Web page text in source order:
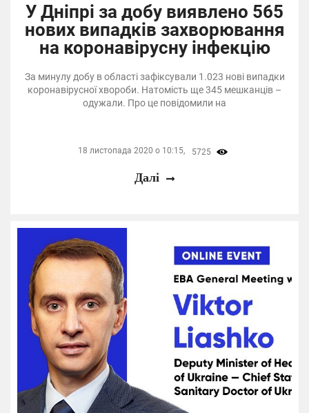
У Дніпрі за добу виявлено 565
нових випадків захворювання
на коронавірусну інфекцію
За минулу добу в області зафіксували 1.023 нові випадки
коронавірусної хвороби. Натомість ще 345 мешканців –
одужали. Про це повідомили на
18 листопада 2020 о 10:15, 5725
Далі